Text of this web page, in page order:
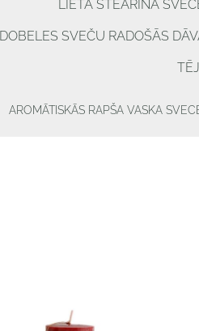
LIETĀ STEARĪNA
DOBELES SVEČU RADOŠĀS
AROMĀTISKĀS RAPŠA VASKA